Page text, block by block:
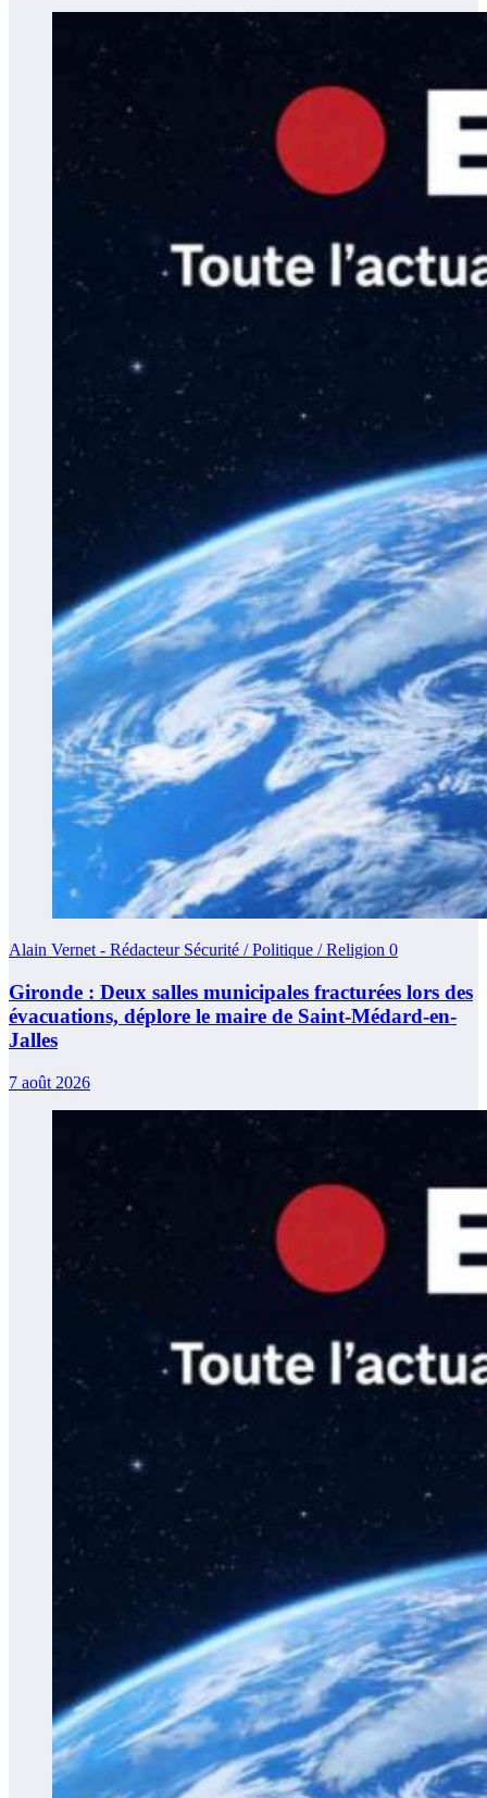
Alain Vernet - Rédacteur Sécurité / Politique / Religion 0
Gironde : Deux salles municipales fracturées lors des
évacuations, déplore le maire de Saint-Médard-en-
Jalles
7 août 2026